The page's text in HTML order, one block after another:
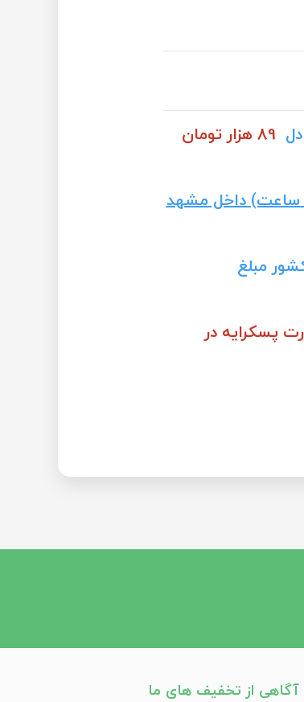
89 هزار تومان
ساعت) داخل مشهد
مبلغ
پسکرایه در
آگاهی از تخفیف های ما